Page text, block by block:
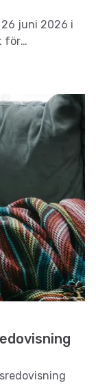
26 juni 2026 i
för